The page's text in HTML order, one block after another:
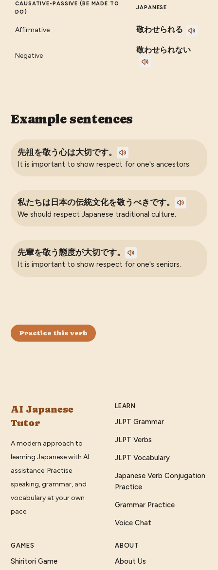
CAUSATIVE-PASSIVE (BE MADE TO
DO)
JAPANESE
Affirmative 敬わせられる
Negative
敬わせられない
Example sentences
先祖を敬う心は大切です。
It is important to show respect for one's ancestors.
私たちは日本の伝統文化を敬うべきです。
We should respect Japanese traditional culture.
先輩を敬う態度が大切です。
It is important to show respect for one's seniors.
Practice this verb
AI Japanese
Tutor
A modern approach to
learning Japanese with AI
assistance. Practise
speaking, grammar, and
vocabulary at your own
pace.
LEARN
JLPT Grammar
JLPT Verbs
JLPT Vocabulary
Japanese Verb Conjugation
Practice
Grammar Practice
Voice Chat
GAMES
Shiritori Game
ABOUT
About Us